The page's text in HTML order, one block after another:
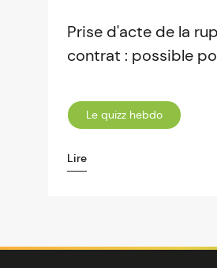
Prise d'acte de la
contrat : possible
Le quizz hebdo
Lire